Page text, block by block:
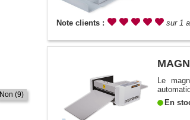
Non (9)
Note clients : sur 1
Le
En